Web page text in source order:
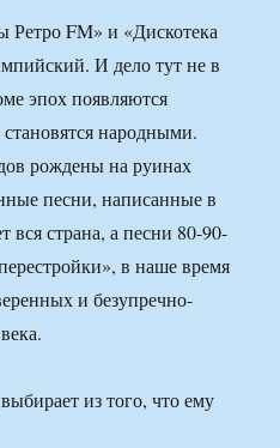
FM» и «Дискотека
И дело тут не в
эпох появляются
народными.
рождены на руинах
песни, написанные в
вся страна, а песни 80-90-
в наше время
и безупречно-